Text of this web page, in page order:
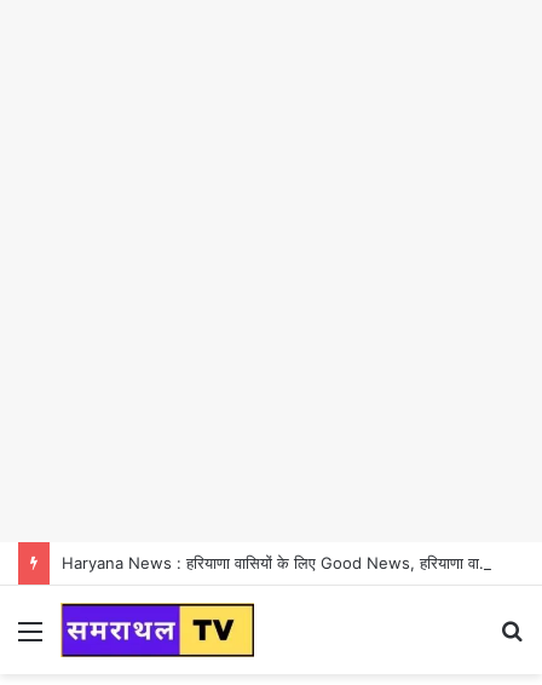
Haryana News : हरियाणा वासियों के लिए Good News, हरियाणा वासियों का गुरुग्राम में अपना घर लेने का सपना होगा साकार
Menu